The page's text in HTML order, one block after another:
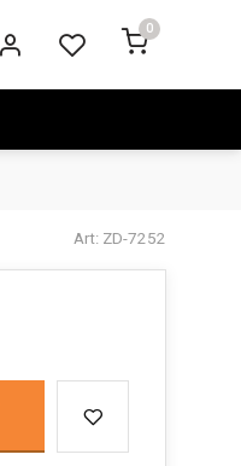
0
Art: ZD-7252